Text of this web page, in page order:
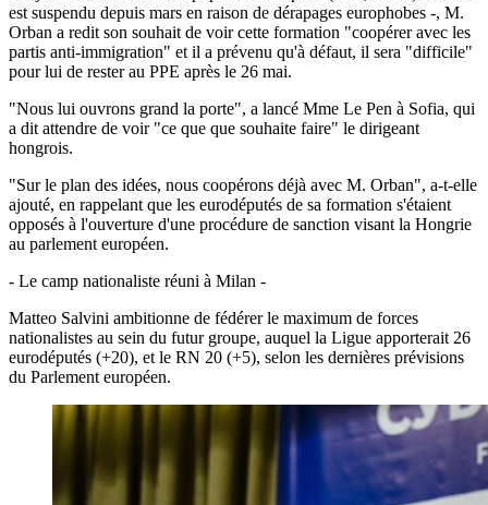
est suspendu depuis mars en raison de dérapages europhobes -, M.
Orban a redit son souhait de voir cette formation "coopérer avec les
partis anti-immigration" et il a prévenu qu'à défaut, il sera "difficile"
pour lui de rester au PPE après le 26 mai.
"Nous lui ouvrons grand la porte", a lancé Mme Le Pen à Sofia, qui
a dit attendre de voir "ce que que souhaite faire" le dirigeant
hongrois.
"Sur le plan des idées, nous coopérons déjà avec M. Orban", a-t-elle
ajouté, en rappelant que les eurodéputés de sa formation s'étaient
opposés à l'ouverture d'une procédure de sanction visant la Hongrie
au parlement européen.
- Le camp nationaliste réuni à Milan -
Matteo Salvini ambitionne de fédérer le maximum de forces
nationalistes au sein du futur groupe, auquel la Ligue apporterait 26
eurodéputés (+20), et le RN 20 (+5), selon les dernières prévisions
du Parlement européen.